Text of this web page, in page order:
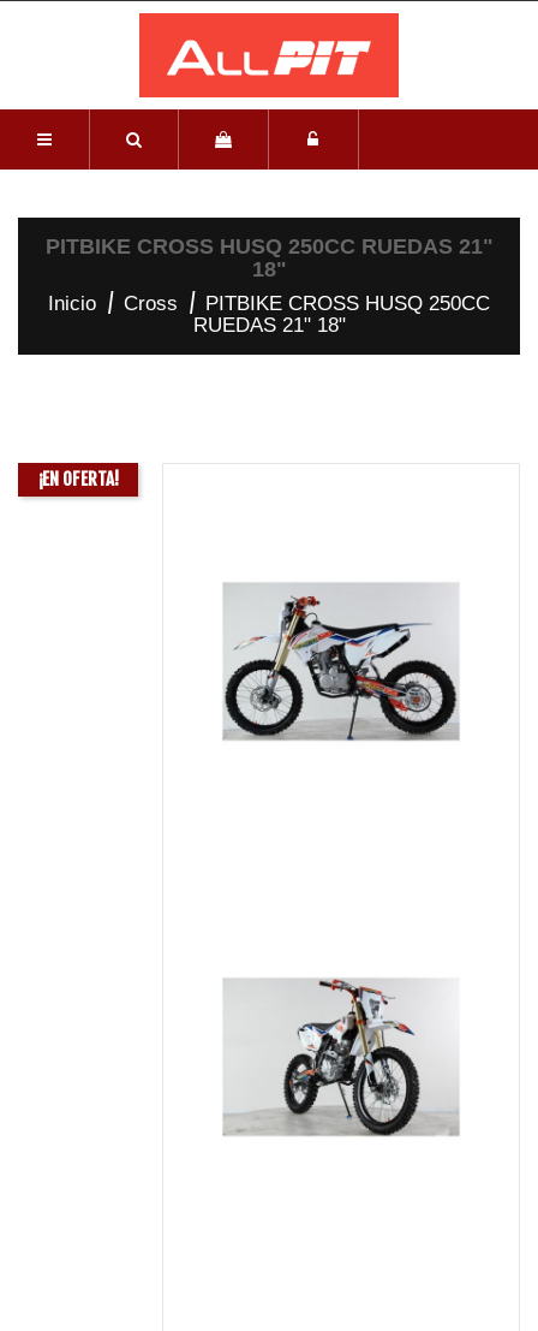
PITBIKE CROSS HUSQ 250CC RUEDAS 21"
18"
Inicio Cross
PITBIKE CROSS HUSQ 250CC
RUEDAS 21" 18"
¡EN OFERTA!